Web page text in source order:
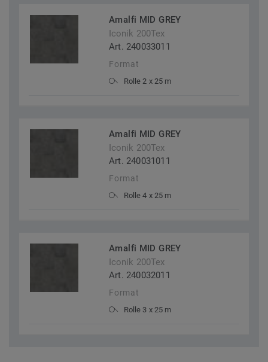
Amalfi MID GREY
Iconik 200Tex
Art. 240033011
Format
Rolle 2 x 25 m
Amalfi MID GREY
Iconik 200Tex
Art. 240031011
Format
Rolle 4 x 25 m
Amalfi MID GREY
Iconik 200Tex
Art. 240032011
Format
Rolle 3 x 25 m